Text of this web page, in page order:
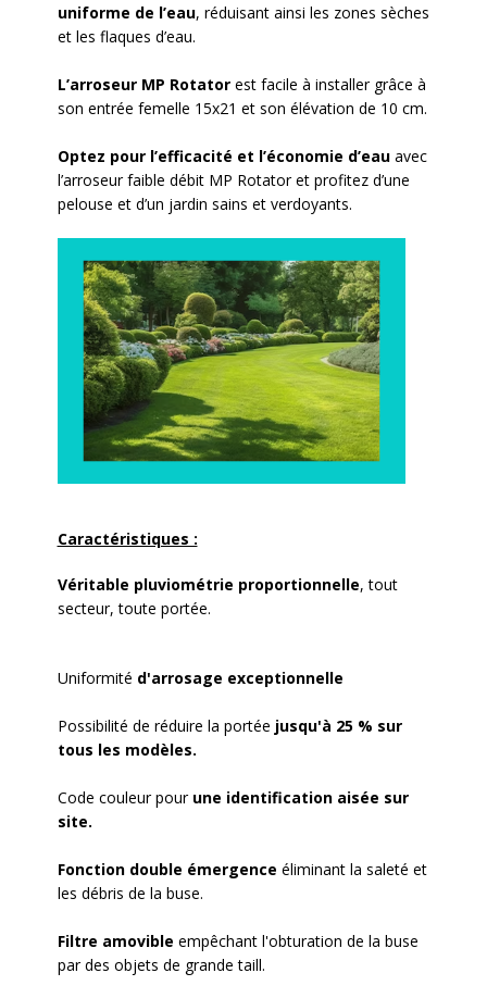
uniforme de l’eau, réduisant ainsi les zones sèches
et les flaques d’eau.
L’arroseur MP Rotator est facile à installer grâce à
son entrée femelle 15x21 et son élévation de 10 cm.
Optez pour l’efficacité et l’économie d’eauavec
l’arroseur faible débit MP Rotator et profitez d’une
pelouse et d’un jardin sains et verdoyants.
Caractéristiques :
Véritable pluviométrie proportionnelle, tout
secteur, toute portée.
Uniformité d'arrosage exceptionnelle
Possibilité de réduire la portée jusqu'à 25 % sur
tous les modèles.
Code couleur pour une identification aisée sur
site.
Fonction double émergence éliminant la saleté et
les débris de la buse.
Filtre amovible empêchant l'obturation de la buse
par des objets de grande taill.